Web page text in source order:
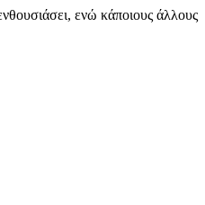
ενώ κάποιους άλλους